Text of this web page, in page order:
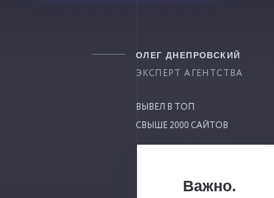
ОЛЕГ ДНЕПРОВСКИЙ
ЭКСПЕРТ АГЕНТСТВА
ВЫВЕЛ В ТОП
СВЫШЕ 2000 САЙТОВ
Важно.